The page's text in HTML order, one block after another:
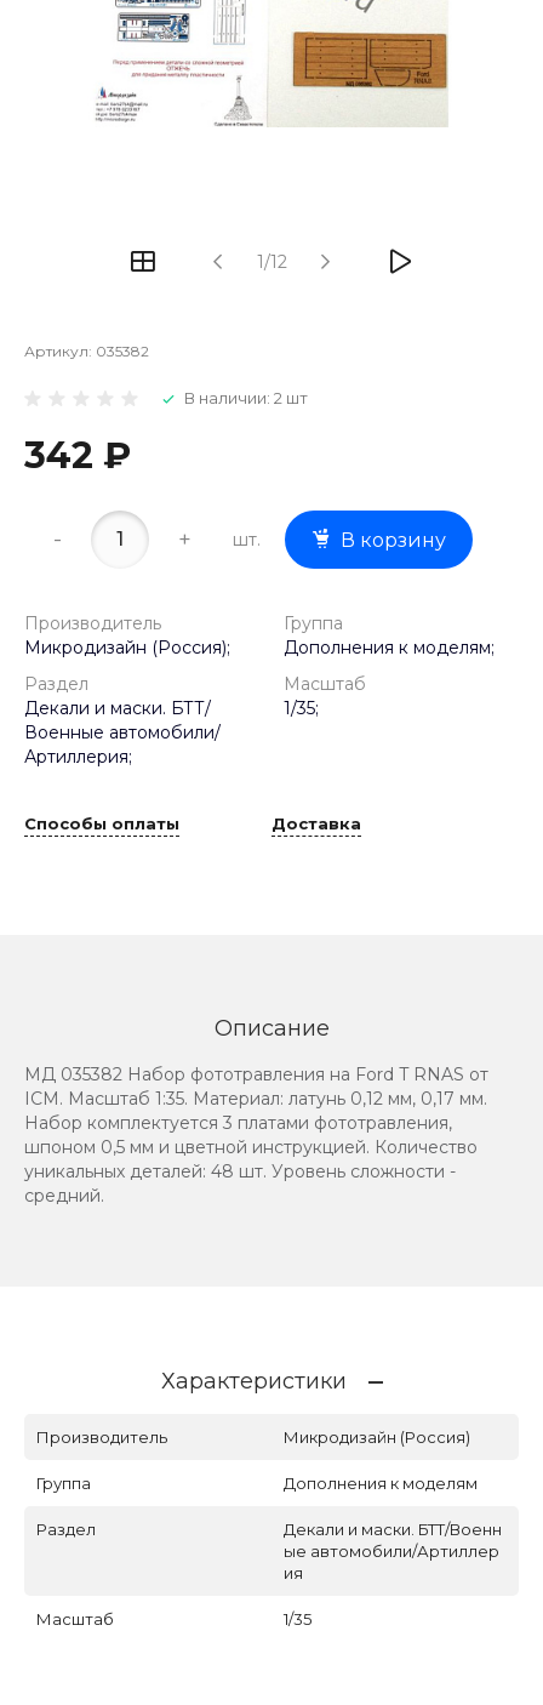
1/12
Артикул: 035382
В наличии: 2 шт
342 ₽
- + шт. В корзину
Производитель
Микродизайн (Россия);
Группа
Дополнения к моделям;
Раздел
Декали и маски. БТТ/
Военные автомобили/
Артиллерия;
Масштаб
1/35;
Способы оплаты Доставка
Описание
МД 035382 Набор фототравления на Ford T RNAS от
ICM. Масштаб 1:35. Материал: латунь 0,12 мм, 0,17 мм.
Набор комплектуется 3 платами фототравления,
шпоном 0,5 мм и цветной инструкцией. Количество
уникальных деталей: 48 шт. Уровень сложности -
средний.
Характеристики
Производитель Микродизайн (Россия)
Группа Дополнения к моделям
Раздел
Декали и маски. БТТ/Военн
ые автомобили/Артиллер
ия
Масштаб 1/35